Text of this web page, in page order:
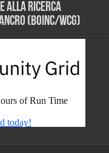
alla ricerca
(BOINC/WCG)